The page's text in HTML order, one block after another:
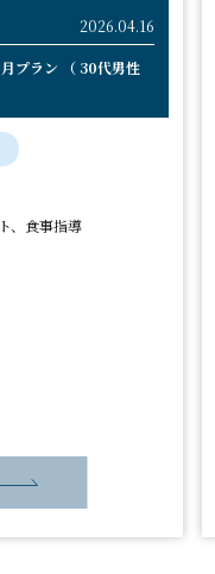
2026.04.16
ラン （ 30代男性
、食事指導